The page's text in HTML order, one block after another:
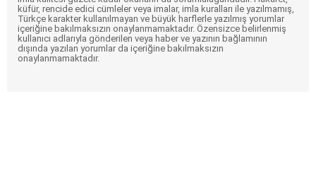
küfür, rencide edici cümleler veya imalar, imla kuralları ile yazılmamış,
Türkçe karakter kullanılmayan ve büyük harflerle yazılmış yorumlar
içeriğine bakılmaksızın onaylanmamaktadır. Özensizce belirlenmiş
kullanıcı adlarıyla gönderilen veya haber ve yazının bağlamının
dışında yazılan yorumlar da içeriğine bakılmaksızın
onaylanmamaktadır.